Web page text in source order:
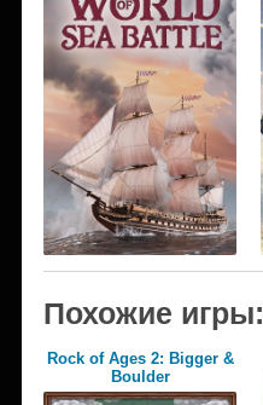
Похожие игры:
Rock of Ages 2: Bigger &
Boulder